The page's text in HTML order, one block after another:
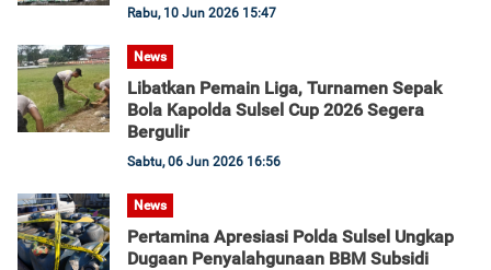
Rabu, 10 Jun 2026 15:47
News
Libatkan Pemain Liga, Turnamen Sepak
Bola Kapolda Sulsel Cup 2026 Segera
Bergulir
Sabtu, 06 Jun 2026 16:56
News
Pertamina Apresiasi Polda Sulsel Ungkap
Dugaan Penyalahgunaan BBM Subsidi